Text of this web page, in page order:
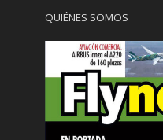
QUIÉNES SOMOS